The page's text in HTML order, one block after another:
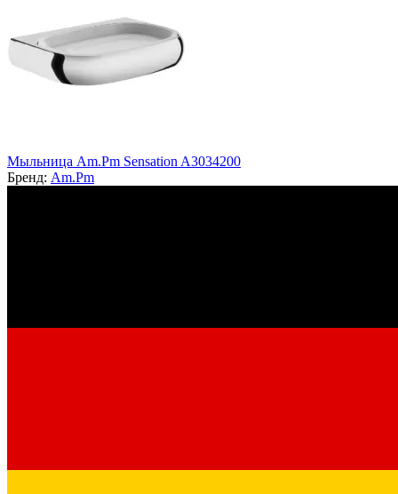
Мыльница Am.Pm Sensation A3034200
Бренд: Am.Pm